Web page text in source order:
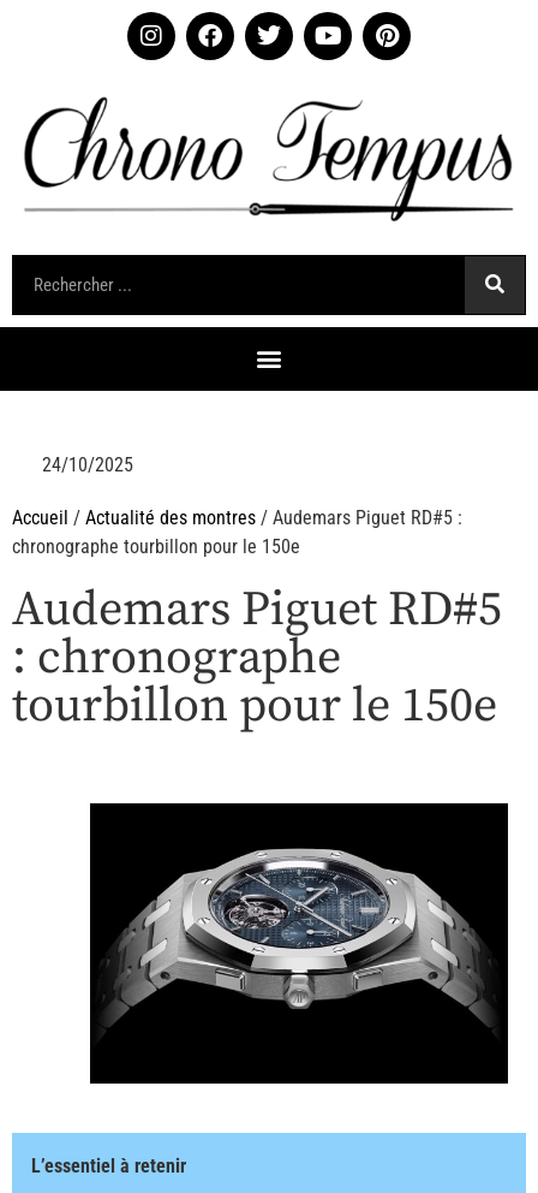
24/10/2025
Accueil / Actualité des montres / Audemars Piguet RD#5 :
chronographe tourbillon pour le 150e
Audemars Piguet RD#5
: chronographe
tourbillon pour le 150e
L’essentiel à retenir